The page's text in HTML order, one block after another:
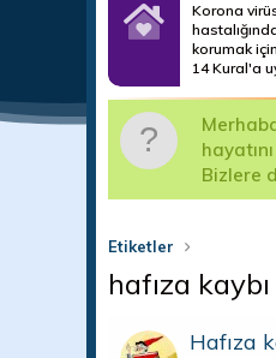
Korona
korumak
14 Kural'a
Bizlere
Etiketler
hafıza kaybı
Hafıza